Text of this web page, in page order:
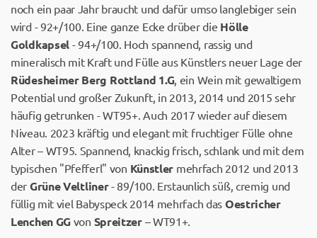
noch ein paar Jahr braucht und dafür umso langlebiger sein
wird - 92+/100. Eine ganze Ecke drüber die Hölle
Goldkapsel - 94+/100. Hoch spannend, rassig und
mineralisch mit Kraft und Fülle aus Künstlers neuer Lage der
Rüdesheimer Berg Rottland 1.G, ein Wein mit gewaltigem
Potential und großer Zukunft, in 2013, 2014 und 2015 sehr
häufig getrunken - WT95+. Auch 2017 wieder auf diesem
Niveau. 2023 kräftig und elegant mit fruchtiger Fülle ohne
Alter – WT95. Spannend, knackig frisch, schlank und mit dem
typischen "Pfefferl" von Künstler mehrfach 2012 und 2013
der Grüne Veltliner- 89/100. Erstaunlich süß, cremig und
füllig mit viel Babyspeck 2014 mehrfach das Oestricher
Lenchen GG von Spreitzer– WT91+.